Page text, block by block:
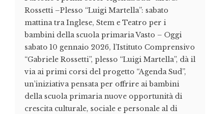
Rossetti –Plesso “Luigi Martella”: sabato
mattina tra Inglese, Stem e Teatro per i
bambini della scuola primaria Vasto – Oggi
sabato 10 gennaio 2026, l’Istituto Comprensivo
“Gabriele Rossetti”, plesso “Luigi Martella”, dà il
via ai primi corsi del progetto “Agenda Sud”,
un’iniziativa pensata per offrire ai bambini
della scuola primaria nuove opportunità di
crescita culturale, sociale e personale al di